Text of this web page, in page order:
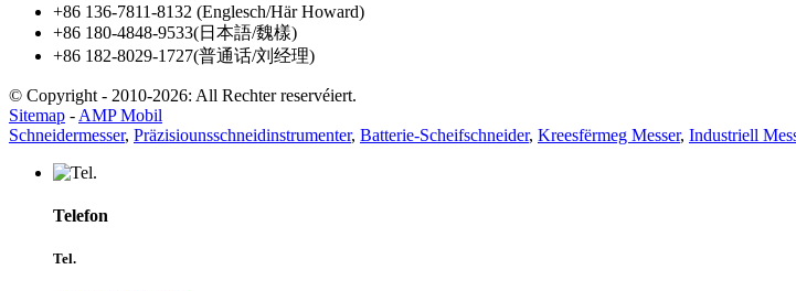
+86 136-7811-8132 (Englesch/Här Howard)
+86 180-4848-9533(日本語/魏樣)
+86 182-8029-1727(普通话/刘经理)
© Copyright - 2010-2026: All Rechter reservéiert.
Sitemap - AMP Mobil
Schneidermesser, Präzisiounsschneidinstrumenter, Batterie-Scheifschneider, Kreesfërmeg Messer, Industriell
Telefon
Tel.